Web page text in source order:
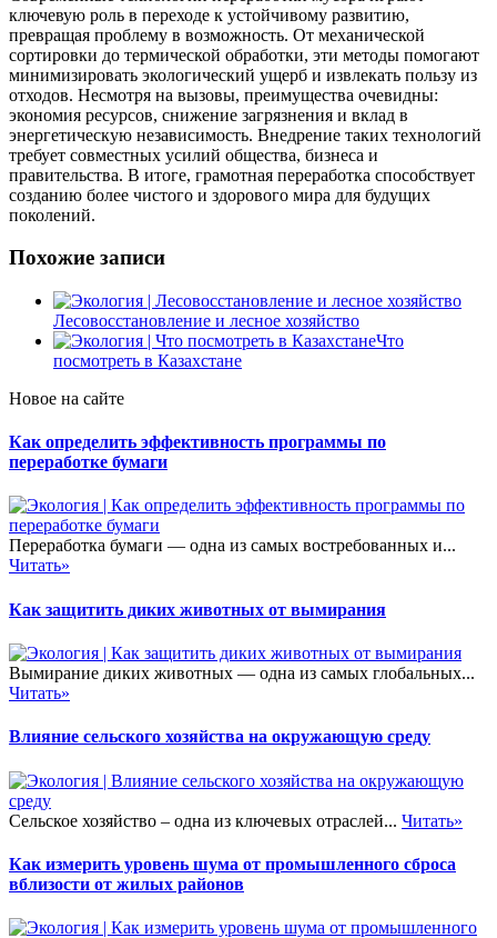
ключевую роль в переходе к устойчивому развитию,
превращая проблему в возможность. От механической
сортировки до термической обработки, эти методы помогают
минимизировать экологический ущерб и извлекать пользу из
отходов. Несмотря на вызовы, преимущества очевидны:
экономия ресурсов, снижение загрязнения и вклад в
энергетическую независимость. Внедрение таких технологий
требует совместных усилий общества, бизнеса и
правительства. В итоге, грамотная переработка способствует
созданию более чистого и здорового мира для будущих
поколений.
Похожие записи
Лесовосстановление и лесное хозяйство
Что
посмотреть в Казахстане
Новое на сайте
Как определить эффективность программы по
переработке бумаги
Переработка бумаги — одна из самых востребованных и...
Читать»
Как защитить диких животных от вымирания
Вымирание диких животных — одна из самых глобальных...
Читать»
Влияние сельского хозяйства на окружающую среду
Сельское хозяйство – одна из ключевых отраслей... Читать»
Как измерить уровень шума от промышленного сброса
вблизости от жилых районов